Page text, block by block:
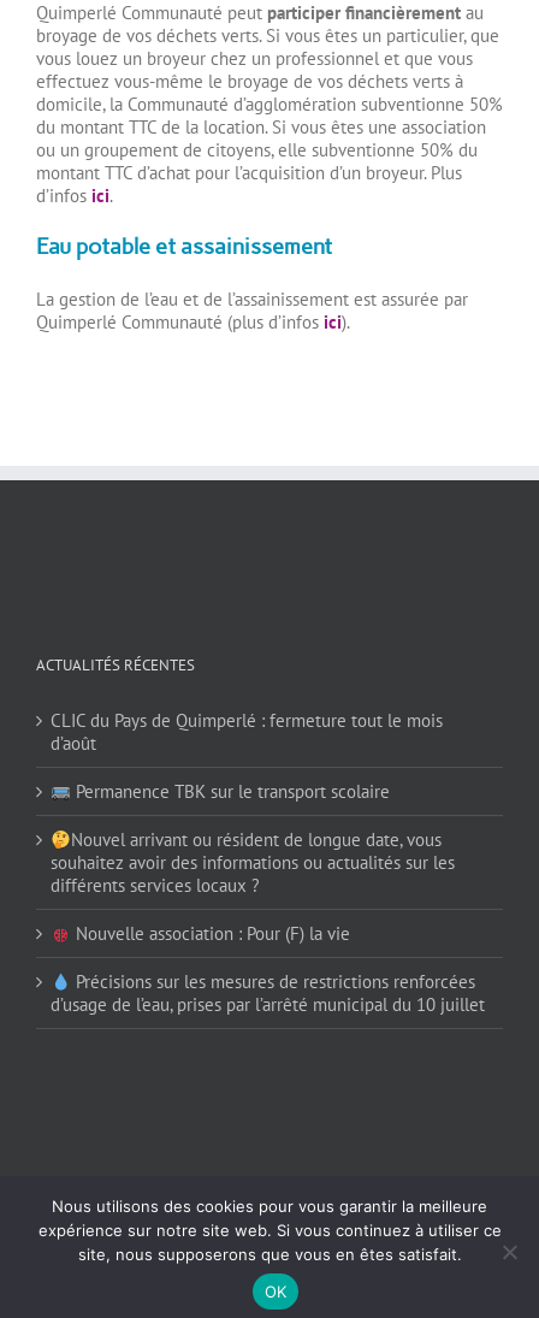
Quimperlé Communauté peut participer financièrement au
broyage de vos déchets verts. Si vous êtes un particulier, que
vous louez un broyeur chez un professionnel et que vous
effectuez vous-même le broyage de vos déchets verts à
domicile, la Communauté d’agglomération subventionne 50%
du montant TTC de la location. Si vous êtes une association
ou un groupement de citoyens, elle subventionne 50% du
montant TTC d’achat pour l’acquisition d’un broyeur. Plus
d’infos ici.
Eau potable et assainissement
La gestion de l’eau et de l’assainissement est assurée par
Quimperlé Communauté (plus d’infos ici).
ACTUALITÉS RÉCENTES
CLIC du Pays de Quimperlé : fermeture tout le mois
d’août
Permanence TBK sur le transport scolaire
Nouvel arrivant ou résident de longue date, vous
souhaitez avoir des informations ou actualités sur les
différents services locaux ?
Nouvelle association : Pour (F) la vie
Précisions sur les mesures de restrictions renforcées
d’usage de l’eau, prises par l’arrêté municipal du 10 juillet
Copyright 2016 | Tous droits réservés mairie Le Trévoux | Réalisé parStudio
Plik
Facebook
Nous utilisons des cookies pour vous garantir la meilleure
expérience sur notre site web. Si vous continuez à utiliser ce
site, nous supposerons que vous en êtes satisfait.
OK